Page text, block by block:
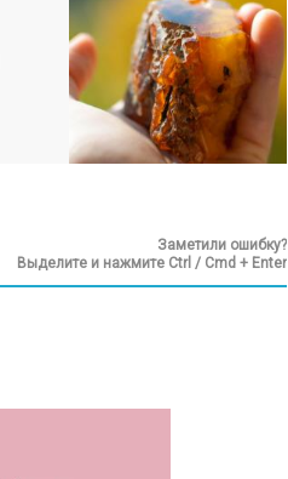
Заметили ошибку?
Выделите и нажмите Ctrl / Cmd + Enter